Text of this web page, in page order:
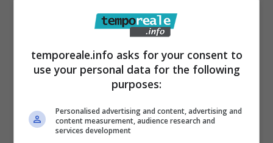
per le cure del caso, presso i nosocomi di
temporeale.info asks for your consent to
use your personal data for the following
purposes:
Personalised advertising and content, advertising and
content measurement, audience research and
services development